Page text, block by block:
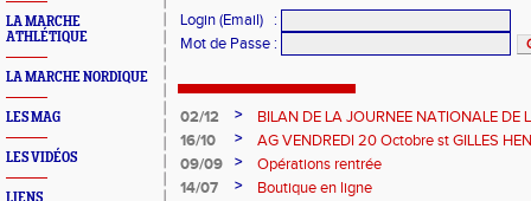
LA MARCHE
ATHLÉTIQUE
LA MARCHE NORDIQUE
LES MAG
LES VIDÉOS
Login (Email)
:
Mot de Passe :
02/12 >
BILAN DE LA JOURNEE NATIONALE DE
FFA 2024.
16/10 >
AG VENDREDI 20 Octobre st GILLES
09/09
>
Opérations rentrée
14/07
>
Boutique en ligne